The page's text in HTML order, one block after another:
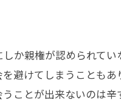
か親権が認められてい
避けてしまうことも
ことが出来ないのは